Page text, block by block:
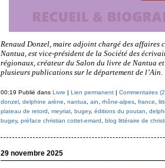
Renaud Donzel, maire adjoint chargé des affaires
Nantua, est vice-président de la Société des
régionaux, créateur du Salon du livre de Nantua
plusieurs publications sur le département de l’Ain.
00:19 Publié dans Livre | Lien permanent| Commentaires
donzel, delphine arène, nantua, ain, rhône-alpes, france,
plateau de retord, meyriat, bugey, éditions du poutan,
bugey, préface christian cottet-emard, blog littéraire de
29 novembre 2025